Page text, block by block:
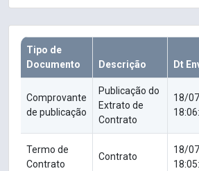
Tipo de
Documento
Descrição Dt
Comprovante
de publicação
Publicação do
Extrato de
Contrato
18/
Termo de
Contrato
Contrato
18/